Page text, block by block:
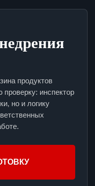
продуктов
инспектор
но и логику